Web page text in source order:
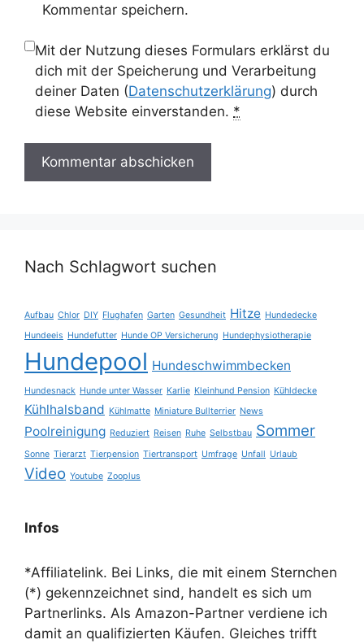
Kommentar speichern.
Mit der Nutzung dieses Formulars erklärst du
dich mit der Speicherung und Verarbeitung
deiner Daten (Datenschutzerklärung) durch
diese Website einverstanden. *
Nach Schlagwort suchen
Aufbau Chlor DIY Flughafen Garten Gesundheit Hitze Hundedecke
Hundeeis Hundefutter Hunde OP Versicherung Hundephysiotherapie
Hundepool Hundeschwimmbecken
Hundesnack Hunde unter Wasser Karlie Kleinhund Pension Kühldecke
Kühlhalsband Kühlmatte Miniature Bullterrier News
Poolreinigung Reduziert Reisen Ruhe Selbstbau Sommer
Sonne Tierarzt Tierpension Tiertransport Umfrage Unfall Urlaub
Video Youtube Zooplus
Infos
*Affiliatelink. Bei Links, die mit einem Sternchen
(*) gekennzeichnet sind, handelt es sich um
Partnerlinks. Als Amazon-Partner verdiene ich
damit an qualifizierten Käufen. Gleiches trifft